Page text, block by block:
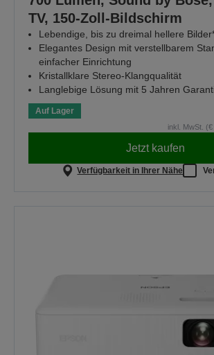
TV, 150-Zoll-Bildschirm
Lebendige, bis zu dreimal hellere
Elegantes Design mit verstellbarem
einfacher Einrichtung
Kristallklare Stereo-Klangqualität
Langlebige Lösung mit 5 Jahren
Auf Lager
inkl. MwSt.
Jetzt kaufen
Verfügbarkeit in Ihrer Nähe